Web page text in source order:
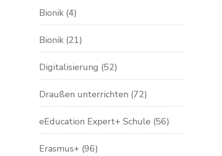
Bionik (4)
Bionik (21)
Digitalisierung (52)
Draußen unterrichten (72)
eEducation Expert+ Schule (56)
Erasmus+ (96)